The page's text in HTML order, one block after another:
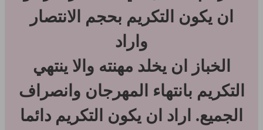
ان يكون التكريم بحجم الانتصار
واراد
الخباز ان يخلد مهنته والا ينتهي
التكريم بانتهاء المهرجان وانصراف
الجميع. اراد ان يكون التكريم دائما